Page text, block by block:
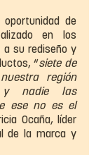
de
en los
su rediseño y
“siete de
región
y nadie las
ese no es el
Ocaña, líder
de la marca y